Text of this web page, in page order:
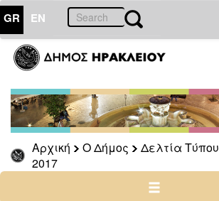
GR EN
Αρχική Ο Δήμος Δελτία Τύπου
2017
ΔΗΜΟΣ
Δελτία
Τύπου
Αρχείο
2026
2025